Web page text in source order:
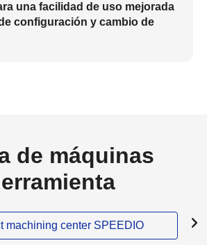
una facilidad de uso mejorada
configuración y cambio de
de máquinas
machining center SPEEDIO